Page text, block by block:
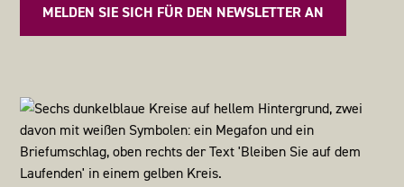
MELDEN SIE SICH FÜR DEN NEWSLETTER AN